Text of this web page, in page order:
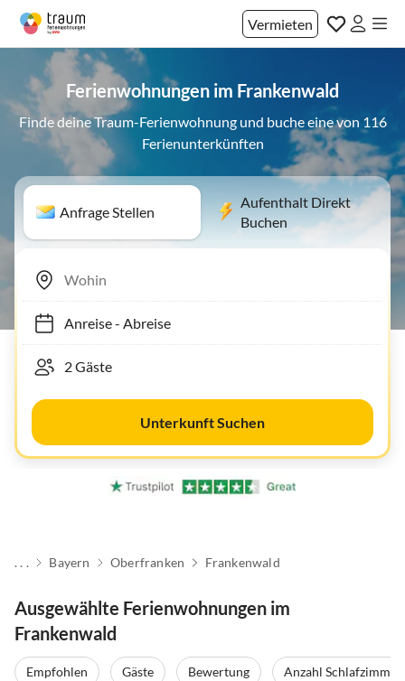
Vermieten
Ferienwohnungen im Frankenwald
Finde deine Traum-Ferienwohnung und buche eine von 116
Ferienunterkünften
Anfrage Stellen
Aufenthalt Direkt
Buchen
Anreise- Abreise
Unterkunft Suchen
. . . Bayern Oberfranken Frankenwald
Ausgewählte Ferienwohnungen im
Frankenwald
Empfohlen Gäste Bewertung Anzahl Schlafzimmer